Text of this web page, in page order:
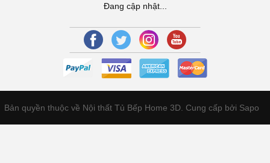
Đang cập nhật...
Bản quyền thuộc về Nội thất Tủ Bếp Home 3D. Cung cấp bởi Sapo